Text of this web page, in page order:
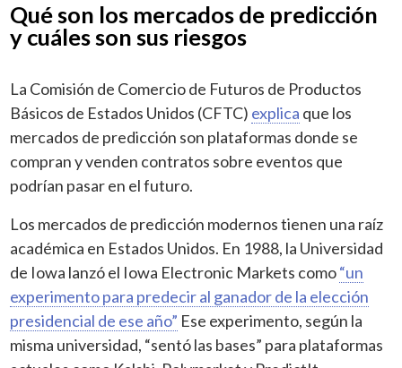
Qué son los mercados de predicción
y cuáles son sus riesgos
La Comisión de Comercio de Futuros de Productos
Básicos de Estados Unidos (CFTC) explica que los
mercados de predicción son plataformas donde se
compran y venden contratos sobre eventos que
podrían pasar en el futuro.
Los mercados de predicción modernos tienen una raíz
académica en Estados Unidos. En 1988, la Universidad
de Iowa lanzó el Iowa Electronic Markets como“un
experimento para predecir al ganador de la elección
presidencial de ese año” Ese experimento, según la
misma universidad, “sentó las bases” para plataformas